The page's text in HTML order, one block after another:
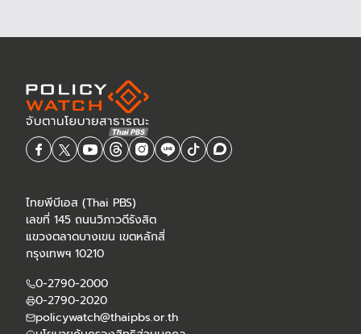
ไทยพีบีเอส (Thai PBS)
เลขที่ 145 ถนนวิภาวดีรังสิต
แขวงตลาดบางเขน เขตหลักสี่
กรุงเทพฯ 10210
0-2790-2000
0-2790-2020
policywatch@thaipbs.or.th